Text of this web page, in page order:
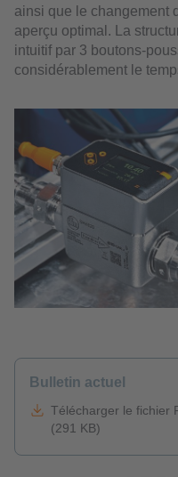
ainsi que le changement
aperçu optimal. La
intuitif par 3 boutons-
considérablement le
Bulletin actuel
Télécharger le fichier
(291 KB)